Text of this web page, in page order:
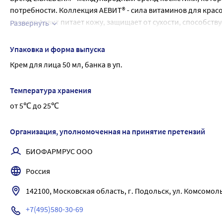
потребности. Коллекция АЕВИТ® - сила витаминов для
средств Аевит питает кожу, защищает от сухости,
из морских известковых водорослей (Jania Rubens) богат
стабилизируется естественный ритм обновления клеток и
Масло карите питает, увлажняет, смягчает, успокаивает
парабенов и красителей. Эффективность Способствует
Развернуть
Упаковка и форма выпуска
Крем для лица 50 мл, банка в уп.
Температура хранения
от 5℃ до 25℃
Организация, уполномоченная на принятие претензий
БИОФАРМРУС ООО
Россия
142100, Московская область, г. Подольск, ул.
+7(495)580-30-69